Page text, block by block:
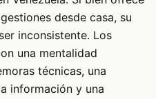
desde casa, su
inconsistente. Los
una mentalidad
técnicas, una
información y una